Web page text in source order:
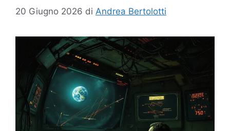
20 Giugno 2026 di Andrea Bertolotti